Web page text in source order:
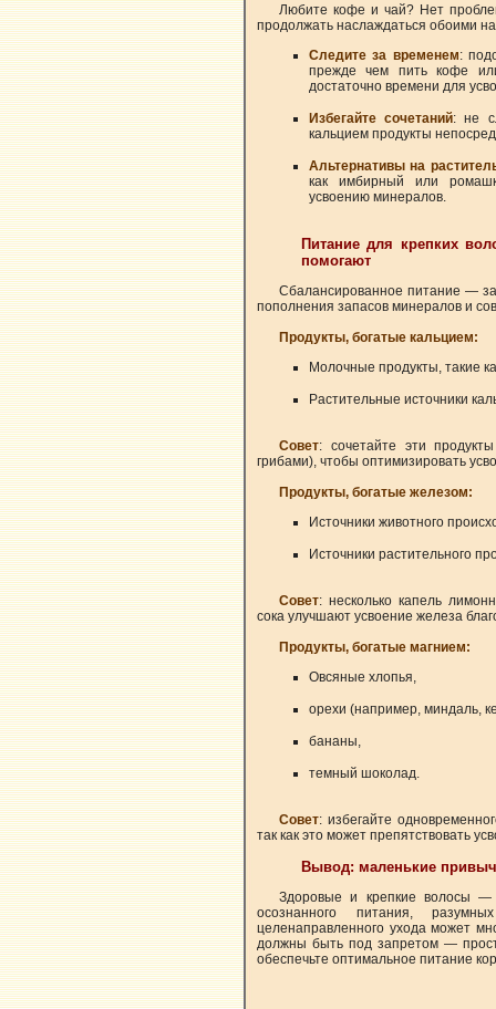
Любите кофе и чай? Нет
продолжать наслаждаться обоими
Следите за временем:
прежде чем пить кофе
достаточно времени для
Избегайте сочетаний: не
кальцием продукты
Альтернативы на
как имбирный или
усвоению минералов.
Питание для крепких
помогают
Сбалансированное питание —
пополнения запасов минералов и
Продукты, богатые кальцием:
Молочные продукты, такие
Растительные источники
Совет: сочетайте эти
грибами), чтобы оптимизировать
Продукты, богатые железом:
Источники животного
Источники растительного
Совет: несколько капель
сока улучшают усвоение железа
Продукты, богатые магнием:
Овсяные хлопья,
орехи (например, миндаль,
бананы,
темный шоколад.
Совет: избегайте
так как это может препятствовать
Вывод: маленькие
Здоровые и крепкие волосы —
осознанного питания,
целенаправленного ухода может
должны быть под запретом —
обеспечьте оптимальное питание